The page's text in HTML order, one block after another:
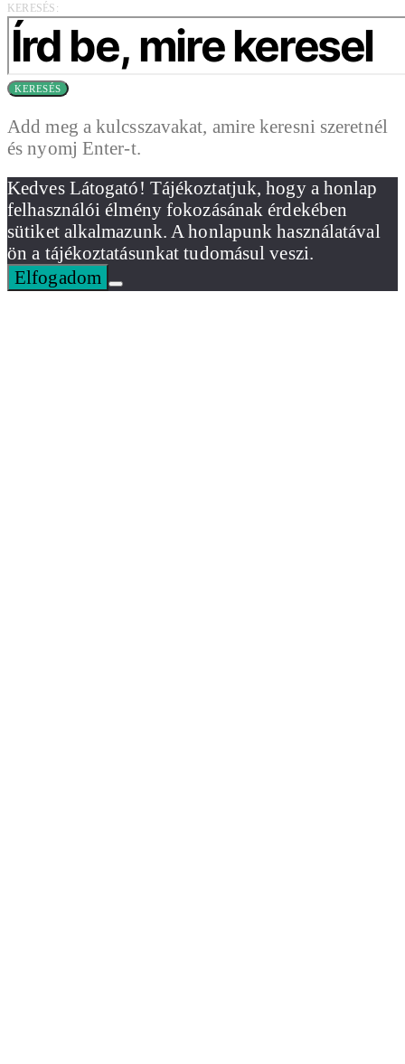
KERESÉS:
KERESÉS
Add meg a kulcsszavakat, amire keresni szeretnél
és nyomj Enter-t.
Kedves Látogató! Tájékoztatjuk, hogy a honlap
felhasználói élmény fokozásának érdekében
sütiket alkalmazunk. A honlapunk használatával
ön a tájékoztatásunkat tudomásul veszi.
Elfogadom